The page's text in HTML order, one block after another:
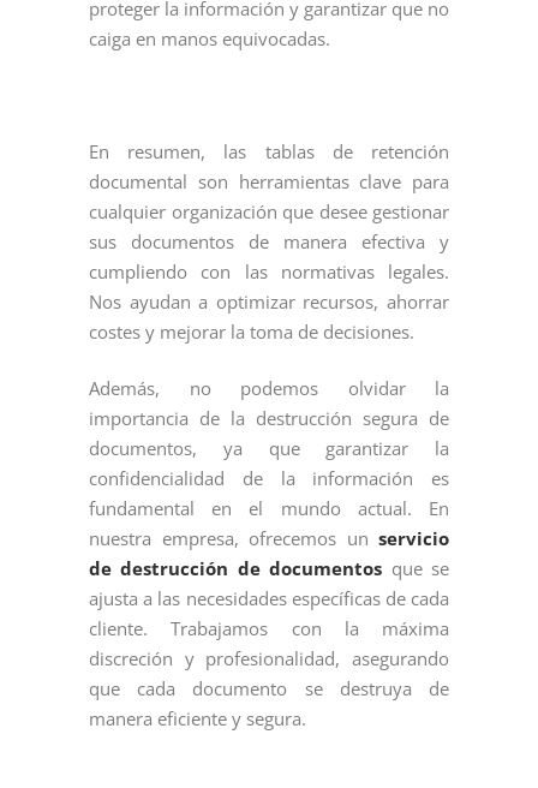
proteger la información y garantizar que no
caiga en manos equivocadas.
En resumen, las tablas de retención
documental son herramientas clave para
cualquier organización que desee gestionar
sus documentos de manera efectiva y
cumpliendo con las normativas legales.
Nos ayudan a optimizar recursos, ahorrar
costes y mejorar la toma de decisiones.
Además, no podemos olvidar la
importancia de la destrucción segura de
documentos, ya que garantizar la
confidencialidad de la información es
fundamental en el mundo actual. En
nuestra empresa, ofrecemos un servicio
de destrucción de documentos que se
ajusta a las necesidades específicas de cada
cliente. Trabajamos con la máxima
discreción y profesionalidad, asegurando
que cada documento se destruya de
manera eficiente y segura.